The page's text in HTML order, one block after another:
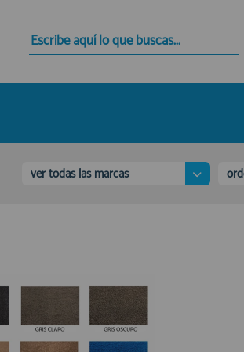
Quiero registrarme
Nuevo cliente
tienda virtual, revisar el estado de
consultar tus operaciones anteriores.
ver todas las marcas